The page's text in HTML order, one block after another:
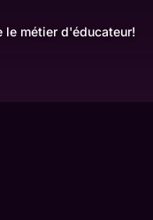
le métier d'éducateur!